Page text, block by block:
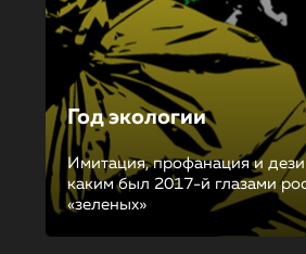
Год экологии
Имитация, профанация и
каким был 2017-й глазами
«зеленых»